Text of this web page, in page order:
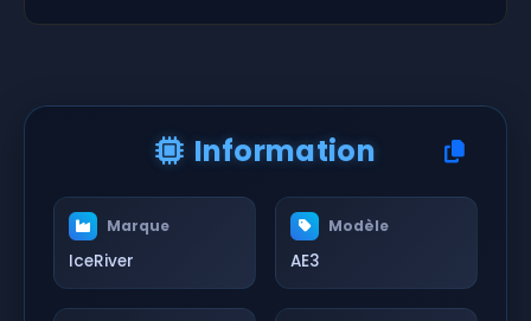
Information
Marque
IceRiver
Modèle
AE3